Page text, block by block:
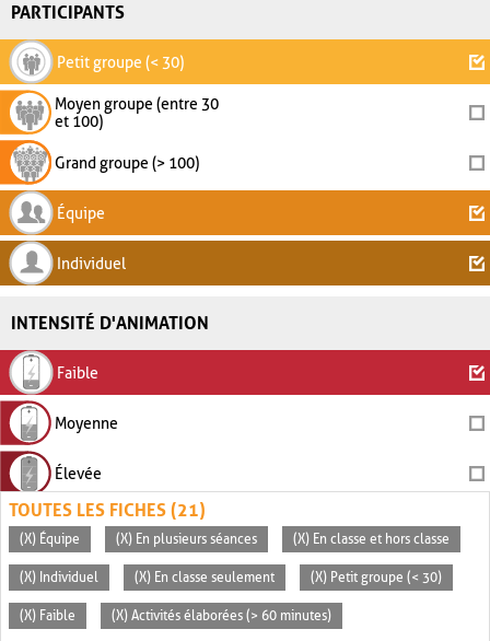
PARTICIPANTS
Petit groupe (< 30)
Moyen groupe (entre 30
et 100)
Grand groupe (> 100)
Équipe
Individuel
INTENSITÉ D'ANIMATION
Faible
Moyenne
Élevée
TOUTES LES FICHES (21)
(X) Équipe (X) En plusieurs séances (X) En classe et hors classe
(X) Individuel (X) En classe seulement (X) Petit groupe (< 30)
(X) Faible (X) Activités élaborées (> 60 minutes)